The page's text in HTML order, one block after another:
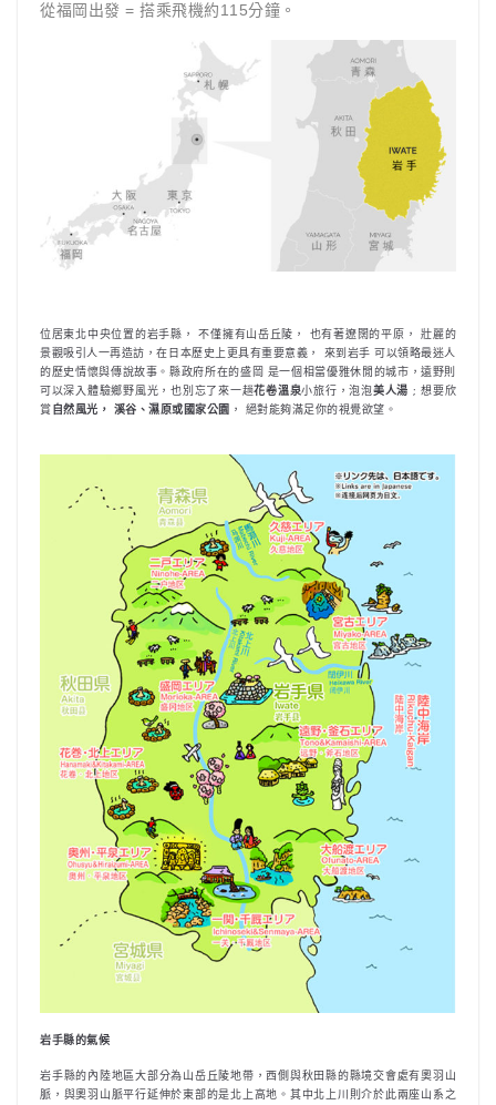
從福岡出發 = 搭乘飛機約115分鐘。
位居東北中央位置的岩手縣， 不僅擁有山岳丘陵， 也有著遼闊的平原， 壯麗的
景觀吸引人一再造訪，在日本歷史上更具有重要意義， 來到岩手 可以領略最迷人
的歷史情懷與傳說故事。縣政府所在的盛岡 是一個相當優雅休閒的城市，遠野則
可以深入體驗鄉野風光，也別忘了來一趟花卷溫泉小旅行，泡泡美人湯 ; 想要欣
賞自然風光， 溪谷、濕原或國家公園 ， 絕對能夠滿足你的視覺欲望。
岩手縣的氣候
岩手縣的內陸地區大部分為山岳丘陵地帶，西側與秋田縣的縣境交會處有奧羽山
脈，與奧羽山脈平行延伸於東部的是北上高地。其中北上川則介於此兩座山系之